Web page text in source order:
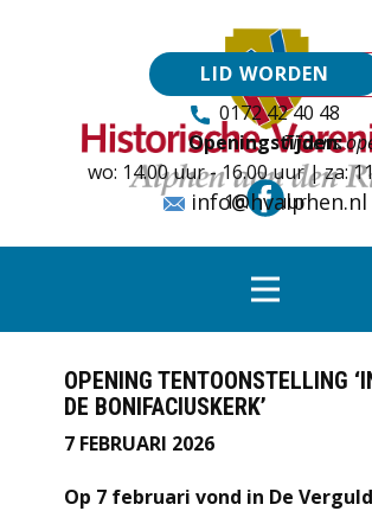
LID WORDEN
0172 42 40 48
Tijdens
Openingstijden:
wo: 14.00 uur - 16.00 uur | za:
16.00 uur
info@hvalphen.nl
OPENING TENTOONSTELLING
DE BONIFACIUSKERK’
7 FEBRUARI 2026
Op 7 februari vond in De